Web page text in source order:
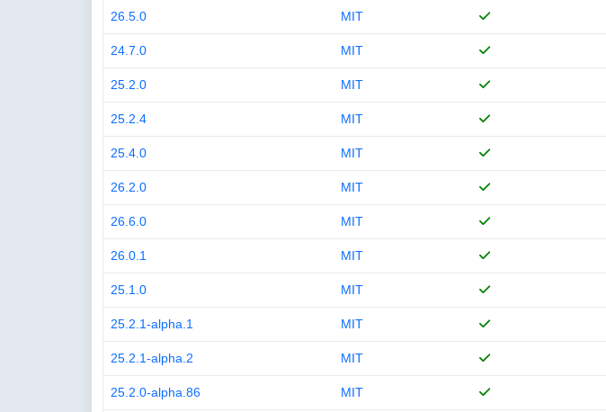
26.5.0 MIT
24.7.0 MIT
25.2.0 MIT
25.2.4 MIT
25.4.0 MIT
26.2.0 MIT
26.6.0 MIT
26.0.1 MIT
25.1.0 MIT
25.2.1-alpha.1 MIT
25.2.1-alpha.2 MIT
25.2.0-alpha.86 MIT